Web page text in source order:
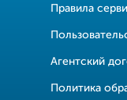
Правила
Агентский
Политика